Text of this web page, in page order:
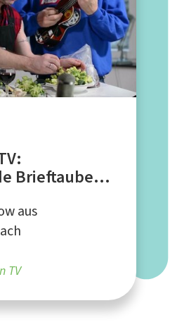
Brieftauben"
aus
TV